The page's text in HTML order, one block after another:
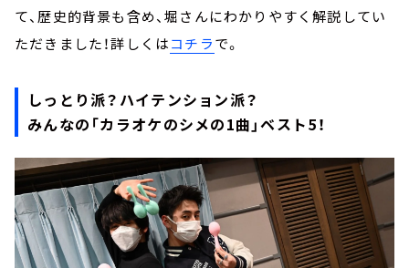
て、歴史的背景も含め、堀さんにわかりやすく解説してい
ただきました！詳しくはコチラで。
しっとり派？ハイテンション派？
みんなの「カラオケのシメの1曲」ベスト5！